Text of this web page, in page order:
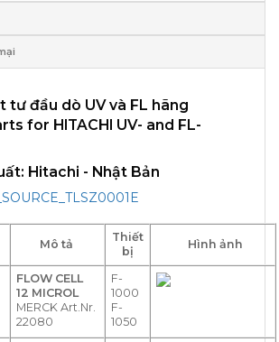
tư đầu dò UV và FL hãng
for HITACHI UV- and FL-
Hitachi - Nhật Bản
Mô tả
Thiết
bị
Hình ảnh
FLOW CELL
12 MICROL
MERCK Art.Nr.
22080
F-
1000
F-
1050